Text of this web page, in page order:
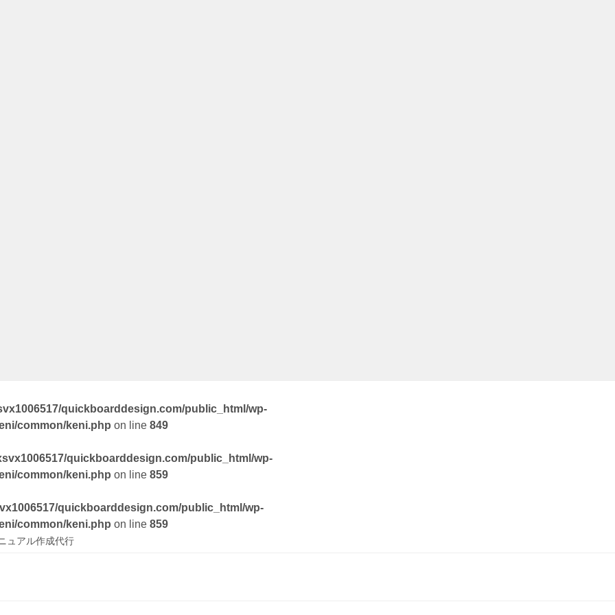
quickboarddesign.com/public_html/wp-
common/keni.php on line 849
quickboarddesign.com/public_html/wp-
common/keni.php on line 859
quickboarddesign.com/public_html/wp-
common/keni.php on line 859
ュアル作成代行